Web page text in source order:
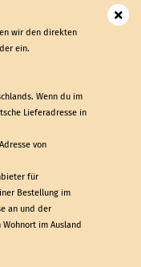
wir den direkten
ein.
Wenn du im
Lieferadresse in
von
für
Bestellung im
an und der
im Ausland